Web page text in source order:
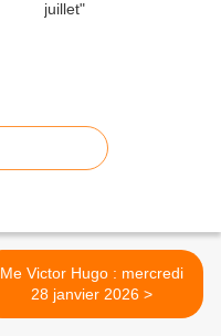
Me Victor Hugo : mercredi
28 janvier 2026 >